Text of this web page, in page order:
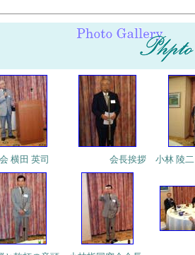
横田 英司 会長挨拶 小林 陵二